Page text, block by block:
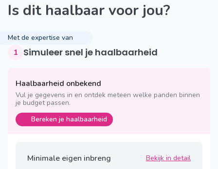
Is dit haalbaar voor jou?
Met de expertise van
1 Simuleer snel je haalbaarheid
Haalbaarheid onbekend
Vul je gegevens in en ontdek meteen welke panden binnen
je budget passen.
Bereken je haalbaarheid
Minimale eigen inbreng Bekijk in detail